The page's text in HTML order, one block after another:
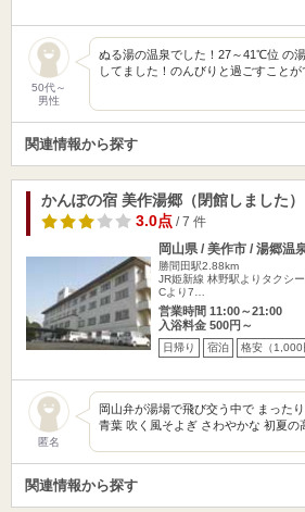
50代～
男性
ぬる湯の温泉でした！27～41℃位 の
してました！のんびりと過ごすこと
関連情報から探す
かんぽの宿 美作湯郷（閉館しました）
3.0点/ 7 件
岡山県 / 美作市 / 湯郷温
勝間田駅2.88km
JR姫新線 林野駅よりタクシ
Cより7…
営業時間 11:00～21:00
入浴料金 500円～
日帰り 宿泊 格安（1,000
匿名
岡山弁が湯場で飛び交う中で まった
青葉 吹く風そよぎ さわやかな 初夏の
関連情報から探す